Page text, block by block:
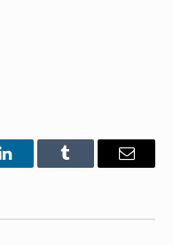
LinkedInTumblr Email